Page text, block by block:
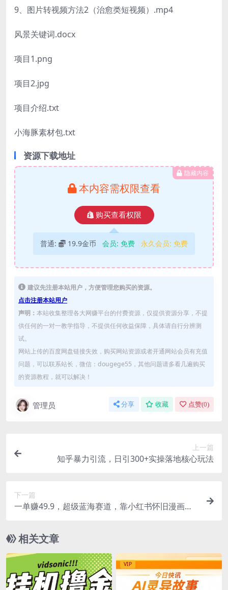
9、图片转视频方法2（治愈类短视频）.mp4
风景关键词.docx
项目1.png
项目2.jpg
项目介绍.txt
小海豚素材包.txt
资源下载地址
隐藏内容
本内容需权限查看
购买查看权限
普通: 19.9金币 会员: 免费 永久会员: 免费
建议先注册本站用户，方便管理您购买的资源。
点击注册本站用户
声明： 本站收集整理各大网赚平台的付费资源，仅提供资源分享，不提
供任何的一对一教学指导，不提供任何收益保障，具体请自行分辨测
试。
网站上传的百度网盘链接失效，购买网站资源或者开通网站会员有充值
问题，可以联系站长，微信：dougege55，其他问题请多看几遍购买
的资源教程，就可以解决！
管理员 分享 收藏 点赞(0)
上一篇
知乎暴力引流，日引300+实操落地核心玩法
下一篇
一单赚49.9，超级蓝海赛道，靠小红书怀旧漫画，
相关文章
VIP